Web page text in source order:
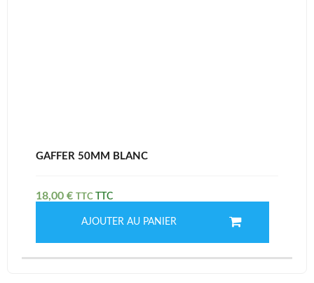
GAFFER 50MM BLANC
18,00 € TTC
AJOUTER AU PANIER